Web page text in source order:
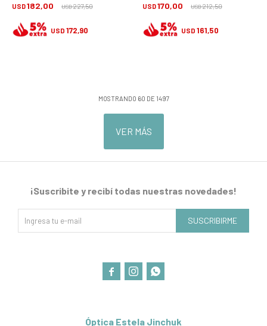
USD182,00 USD227,50
USD 172,90
USD170,00 USD212,50
USD 161,50
MOSTRANDO 60 DE 1497
VER MÁS
Óptica Estela Jinchuk
¡Suscribite y recibí todas nuestras novedades!
SUSCRIBIRME
  